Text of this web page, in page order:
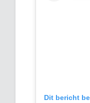
Dit bericht